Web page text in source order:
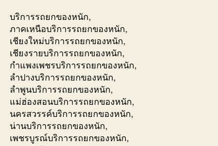
บริการรถยกของหนัก,
ภาคเหนือบริการรถยกของหนัก,
เชียงใหม่บริการรถยกของหนัก,
เชียงรายบริการรถยกของหนัก,
กำแพงเพชรบริการรถยกของหนัก,
ลำปางบริการรถยกของหนัก,
ลำพูนบริการรถยกของหนัก,
แม่ฮ่องสอนบริการรถยกของหนัก,
นครสวรรค์บริการรถยกของหนัก,
น่านบริการรถยกของหนัก,
เพชรบูรณ์บริการรถยกของหนัก,